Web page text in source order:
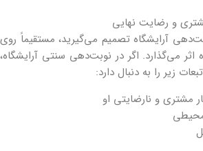
و رضایت نهایی
آرایشگاه تصمیم می‌گیرید، مستقیماً روی
اثر می‌گذارد. اگر در نوبت‌دهی سنتی آرایشگاه،
زیر را به دنبال دارد:
مشتری و نارضایتی او